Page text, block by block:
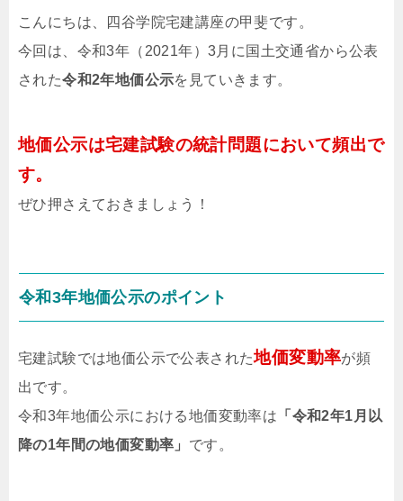
こんにちは、四谷学院宅建講座の甲斐です。
今回は、令和3年（2021年）3月に国土交通省から公表
された令和2年地価公示を見ていきます。
地価公示は宅建試験の統計問題において頻出で
す。
ぜひ押さえておきましょう！
令和3年地価公示のポイント
宅建試験では地価公示で公表された地価変動率が頻
出です。
令和3年地価公示における地価変動率は 「令和2年1月以
降の1年間の地価変動率」 です。